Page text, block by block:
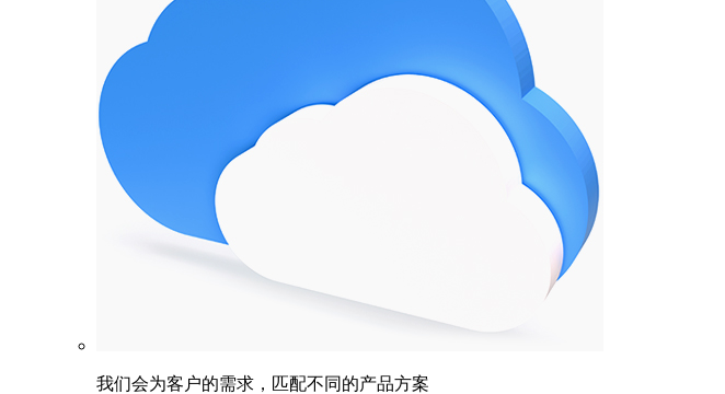
我们会为客户的需求，匹配不同的产品方案